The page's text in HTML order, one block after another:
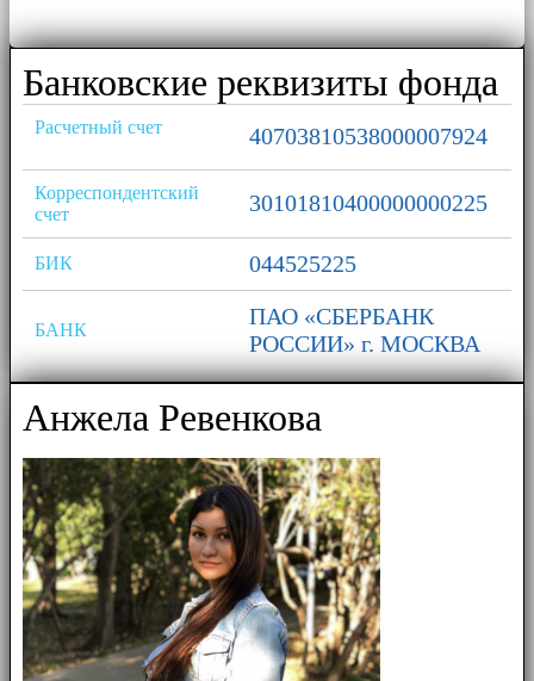
Банковские реквизиты фонда
Расчетный счет 40703810538000007924
Корреспондентский
счет
30101810400000000225
БИК 044525225
БАНК
ПАО «СБЕРБАНК
РОССИИ» г. МОСКВА
Анжела Ревенкова